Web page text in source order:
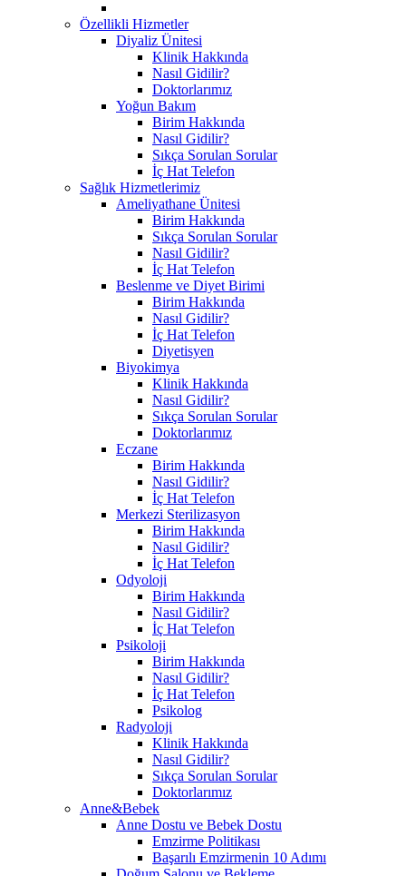
Özellikli Hizmetler
Diyaliz Ünitesi
Klinik Hakkında
Nasıl Gidilir?
Doktorlarımız
Yoğun Bakım
Birim Hakkında
Nasıl Gidilir?
Sıkça Sorulan Sorular
İç Hat Telefon
Sağlık Hizmetlerimiz
Ameliyathane Ünitesi
Birim Hakkında
Sıkça Sorulan Sorular
Nasıl Gidilir?
İç Hat Telefon
Beslenme ve Diyet Birimi
Birim Hakkında
Nasıl Gidilir?
İç Hat Telefon
Diyetisyen
Biyokimya
Klinik Hakkında
Nasıl Gidilir?
Sıkça Sorulan Sorular
Doktorlarımız
Eczane
Birim Hakkında
Nasıl Gidilir?
İç Hat Telefon
Merkezi Sterilizasyon
Birim Hakkında
Nasıl Gidilir?
İç Hat Telefon
Odyoloji
Birim Hakkında
Nasıl Gidilir?
İç Hat Telefon
Psikoloji
Birim Hakkında
Nasıl Gidilir?
İç Hat Telefon
Psikolog
Radyoloji
Klinik Hakkında
Nasıl Gidilir?
Sıkça Sorulan Sorular
Doktorlarımız
Anne&Bebek
Anne Dostu ve Bebek Dostu
Emzirme Politikası
Başarılı Emzirmenin 10 Adımı